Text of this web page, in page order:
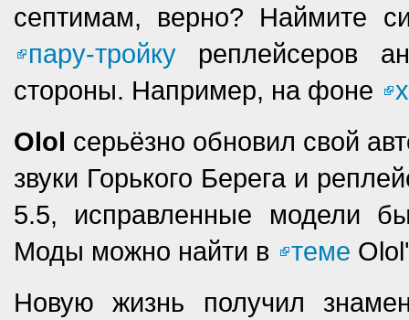
септимам, верно? Наймите
пару-тройку реплейсеров
стороны. Например, на фоне
Olol серьёзно обновил свой
звуки Горького Берега и
5.5, исправленные модели
Моды можно найти в
теме
Новую жизнь получил